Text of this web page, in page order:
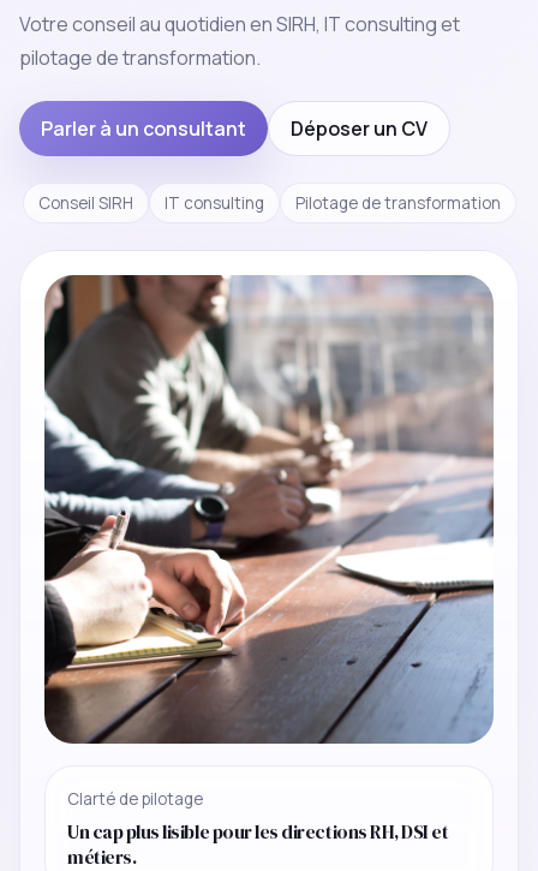
Votre conseil au quotidien en SIRH, IT consulting et
pilotage de transformation.
Parler à un consultant Déposer un CV
Conseil SIRH IT consulting Pilotage de transformation
Clarté de pilotage
Un cap plus lisible pour les directions RH, DSI et
métiers.